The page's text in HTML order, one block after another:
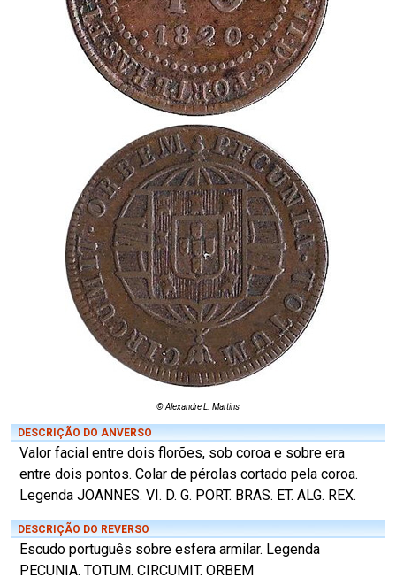
© Alexandre L. Martins
DESCRIÇÃO DO ANVERSO
Valor facial entre dois florões, sob coroa e sobre era
entre dois pontos. Colar de pérolas cortado pela coroa.
Legenda JOANNES. VI. D. G. PORT. BRAS. ET. ALG. REX.
DESCRIÇÃO DO REVERSO
Escudo português sobre esfera armilar. Legenda
PECUNIA. TOTUM. CIRCUMIT. ORBEM